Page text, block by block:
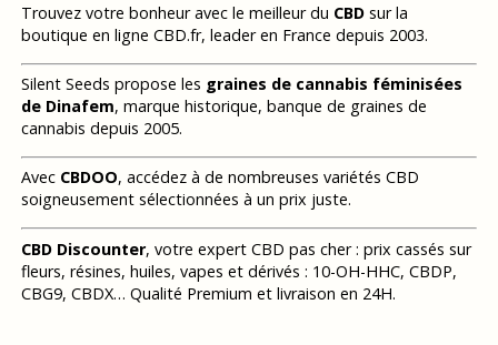
Trouvez votre bonheur avec le meilleur du CBDsur la
boutique en ligne CBD.fr, leader en France depuis 2003.
Silent Seeds propose les graines de cannabis féminisées
de Dinafem, marque historique, banque de graines de
cannabis depuis 2005.
Avec CBDOO, accédez à de nombreuses variétés CBD
soigneusement sélectionnées à un prix juste.
CBD Discounter, votre expert CBD pas cher : prix cassés sur
fleurs, résines, huiles, vapes et dérivés : 10-OH-HHC, CBDP,
CBG9, CBDX… Qualité Premium et livraison en 24H.